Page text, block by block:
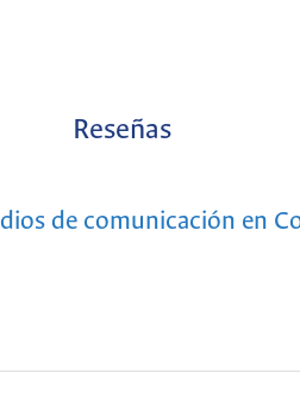
Reseñas
de comunicación en